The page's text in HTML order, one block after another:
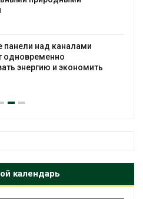
панели над каналами
одновременно
энергию и экономить
календарь